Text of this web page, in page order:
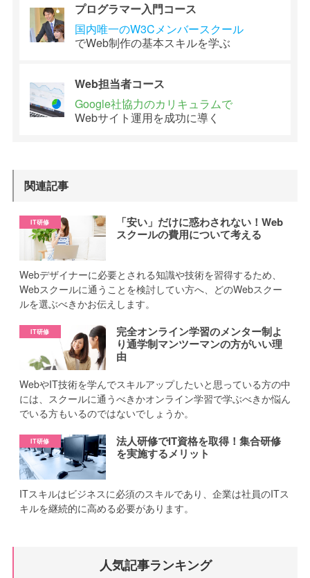
プログラマー入門コース
国内唯一のW3Cメンバースクール
でWeb制作の基本スキルを学ぶ
Web担当者コース
Google社協力のカリキュラムで
Webサイト運用を成功に導く
関連記事
「安い」だけに惑わされない！Web
スクールの費用について考える
Webデザイナーに必要とされる知識や技術を習得するため、
Webスクールに通うことを検討してい方へ、どのWebスクー
ルを選ぶべきかお伝えします。
完全オンライン学習のメンター制よ
り通学制マンツーマンの方がいい理
由
WebやIT技術を学んでスキルアップしたいと思っている方の中
には、スクールに通うべきかオンライン学習で学ぶべきか悩ん
でいる方もいるのではないでしょうか。
法人研修でIT資格を取得！集合研修
を実施するメリット
ITスキルはビジネスに必須のスキルであり、企業は社員のITス
キルを継続的に高める必要があります。
人気記事ランキング